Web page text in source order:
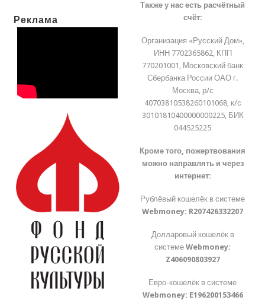
Реклама
Также у нас есть расчётный
счёт:
Организация «Русский Дом»,
ИНН 7702365862, КПП
770201001, Московский банк
Сбербанка России ОАО г.
Москва, р/с
40703810538260101068, к/с
30101810400000000225, БИК
044525225
Кроме того, пожертвования
можно направлять и через
интернет:
Рублёвый кошелёк в системе
Webmoney: R207426332207
Долларовый кошелёк в
системеWebmoney:
Z406090803927
Евро-кошелёк в системе
Webmoney: E196200153466